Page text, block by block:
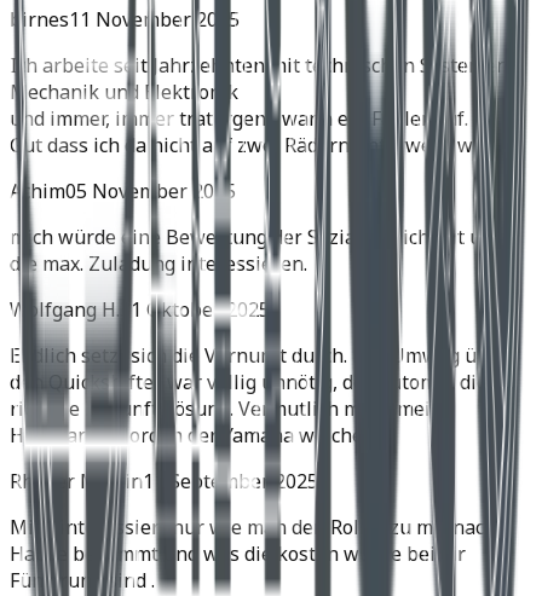
birnes11 November 2025
Ich arbeite seit Jahrzehnten mit technischen Systemen,
Mechanik und Elektronik
und immer, immer trat irgend wann ein Fehler auf.
Gut dass ich da nicht auf zwei Rädern unterwegs war.
Achim05 November 2025
mich würde eine Bewertung der Soziatauglichkeit und
die max. Zuladung interessieren.
Wolfgang H. 31 Oktober 2025
Endlich setzt sich die Vernunft durch. Der Umweg über
den Quickshifter war völlig unnötig, der Automat die
richtige Zukunftslösung. Vermutlich muss meine
Husqvarna Norden der Yamaha weichen.
Rhyner Martin11 September 2025
Mich interessiert nur wie man den Roller zu mir nach
Hause bekommt und was die kosten würde bei dir
Fünzirung sind .